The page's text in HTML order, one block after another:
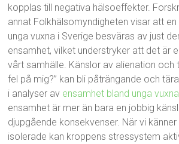
kopplas till negativa hälsoeffekter.
annat Folkhälsomyndigheten visar att en
unga vuxna i Sverige besväras av just
ensamhet, vilket understryker att det är
vårt samhälle. Känslor av alienation och
fel på mig?” kan bli påträngande och
i analyser av ensamhet bland unga vuxna
ensamhet är mer än bara en jobbig
djupgående konsekvenser. När vi
isolerade kan kroppens stressystem